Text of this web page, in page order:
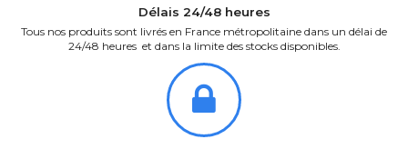
Délais 24/48 heures
Tous nos produits sont livrés en France métropolitaine dans un délai de
24/48 heures et dans la limite des stocks disponibles.